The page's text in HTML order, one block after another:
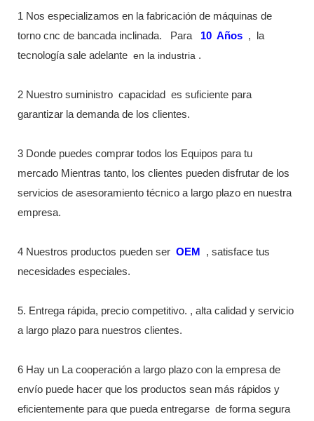
1 Nos especializamos en la fabricación de máquinas de
torno cnc de bancada inclinada.
Para 10 Años ,
la
tecnología sale adelante en la industria .
2 Nuestro suministro capacidad
es suficiente para
garantizar la demanda de los clientes.
3 Donde puedes comprar todos los Equipos para tu
mercado Mientras tanto, los clientes pueden disfrutar de los
servicios de asesoramiento técnico a largo plazo en nuestra
empresa.
4 Nuestros productos pueden ser OEM
, satisface tus
necesidades especiales.
5. Entrega rápida, precio competitivo. , alta calidad y servicio
a largo plazo para nuestros clientes.
6 Hay un La cooperación a largo plazo con la empresa de
envío puede hacer que los productos sean más rápidos y
eficientemente para que pueda entregarse de forma segura